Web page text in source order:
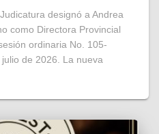
designó a Andrea
como Directora Provincial
ordinaria No. 105-
de 2026. La nueva